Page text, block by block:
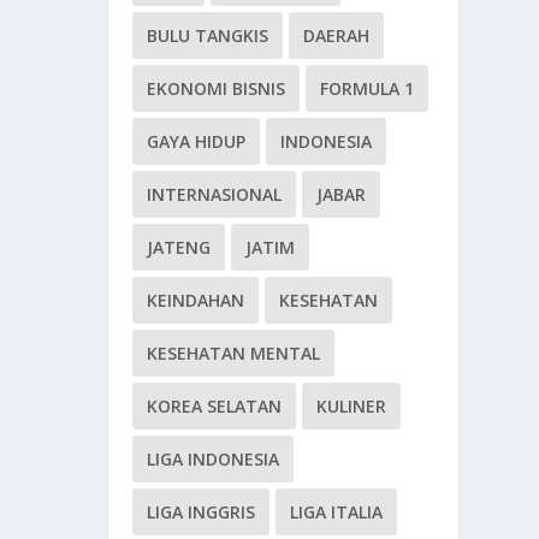
BULU TANGKIS DAERAH
EKONOMI BISNIS FORMULA 1
GAYA HIDUP INDONESIA
INTERNASIONAL JABAR
JATENG JATIM
KEINDAHAN KESEHATAN
KESEHATAN MENTAL
KOREA SELATAN KULINER
LIGA INDONESIA
LIGA INGGRIS LIGA ITALIA